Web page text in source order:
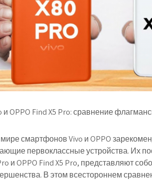
OPPO Find X5 Pro: сравнение
смартфонов Vivo и OPPO
первоклассные устройства. Их
и OPPO Find X5 Pro, представляют
В этом всестороннем